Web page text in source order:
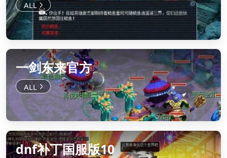
一剑东来官方
dnf补丁国服版10